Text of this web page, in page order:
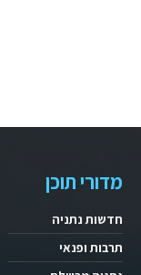
מדורי תוכן
חדשות נתניה
תרבות ופנאי